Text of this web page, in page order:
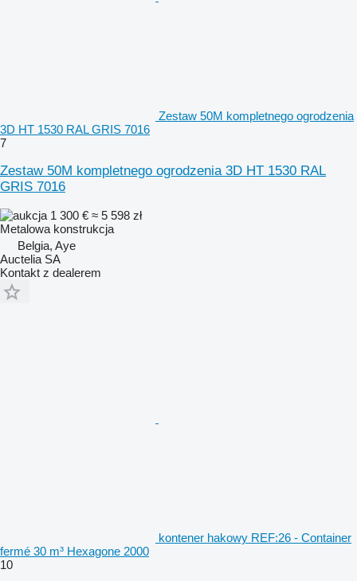
Zestaw 50M kompletnego ogrodzenia
3D HT 1530 RAL GRIS 7016
7
Zestaw 50M kompletnego ogrodzenia 3D HT 1530 RAL
GRIS 7016
1 300 € ≈ 5 598 zł
Metalowa konstrukcja
Belgia, Aye
Auctelia SA
Kontakt z dealerem
kontener hakowy REF:26 - Container
fermé 30 m³ Hexagone 2000
10